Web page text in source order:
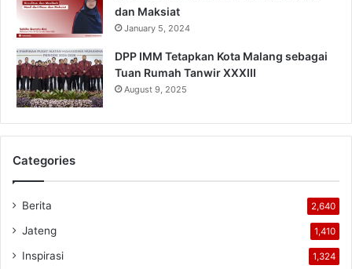
dan Maksiat
January 5, 2024
DPP IMM Tetapkan Kota Malang sebagai
Tuan Rumah Tanwir XXXIII
August 9, 2025
Categories
Berita 2,640
Jateng 1,410
Inspirasi 1,324